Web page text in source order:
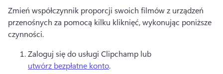
Zmień współczynnik proporcji swoich filmów z urządzeń
przenośnych za pomocą kilku kliknięć, wykonując poniższe
czynności.
Zaloguj się do usługi Clipchamp lub
utwórz bezpłatne konto.